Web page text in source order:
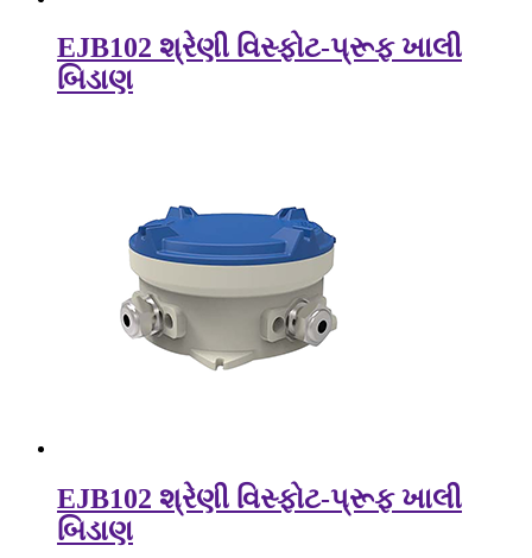
EJB102 શ્રેણી વિસ્ફોટ-પ્રૂફ ખાલી
બિડાણ
EJB102 શ્રેણી વિસ્ફોટ-પ્રૂફ ખાલી
બિડાણ